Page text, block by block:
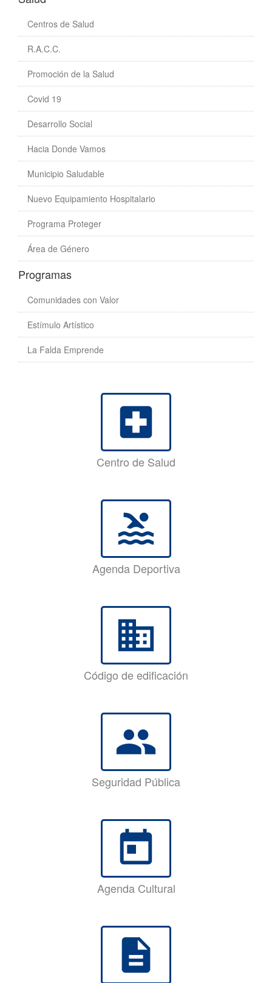
Centros de Salud
R.A.C.C.
Promoción de la Salud
Covid 19
Desarrollo Social
Hacia Donde Vamos
Municipio Saludable
Nuevo Equipamiento Hospitalario
Programa Proteger
Área de Género
Programas
Comunidades con Valor
Estímulo Artístico
La Falda Emprende
local_hospital
Centro de Salud
pool
Agenda Deportiva
business
Código de edificación
group
Seguridad Pública
today
Agenda Cultural
description